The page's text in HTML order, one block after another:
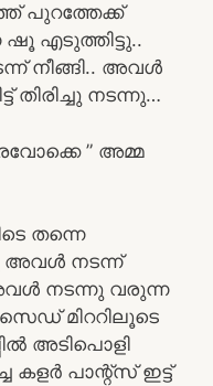
പുറത്തേക്ക്
ഷൂ എടുത്തിട്ടു..
നീങ്ങി.. അവൾ
തിരിച്ചു നടന്നു…
” അമ്മ
തന്നെ
അവൾ നടന്ന്
നടന്നു വരുന്ന
മിററിലൂടെ
അടിപൊളി
കളർ പാന്റ്സ് ഇട്ട്